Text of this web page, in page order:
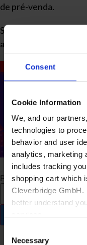
Consent
Cookie Information
We, and our
technologies to
behavior and user
analytics, marketing
includes tracking
shopping cart which
Cleverbridge GmbH.
better understand
Also, the operator of
Selection
Necessary
de pré-venda.
Se você gostou do
assunto, assine nossa
Pesquisar